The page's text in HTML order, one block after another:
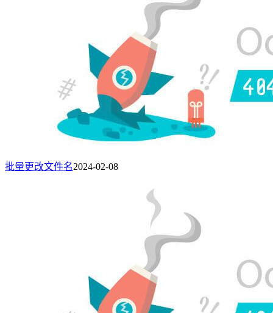
批量更改文件名2024-02-08